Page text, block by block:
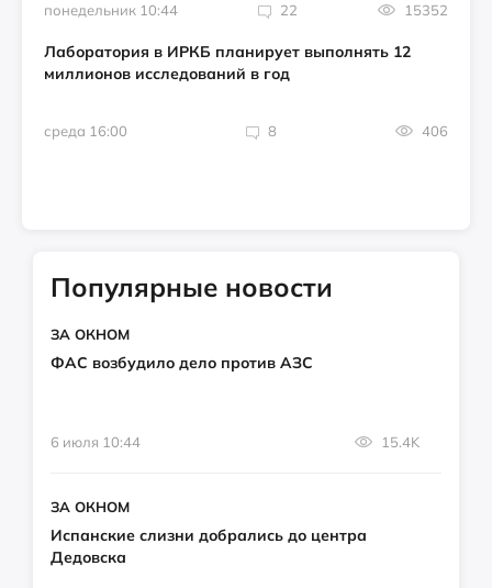
понедельник 10:44 22 15352
Лаборатория в ИРКБ планирует выполнять 12
миллионов исследований в год
среда 16:00 8 406
Популярные новости
ЗА ОКНОМ
ФАС возбудило дело против АЗС
6 июля 10:44 15.4K
ЗА ОКНОМ
Испанские слизни добрались до центра
Дедовска